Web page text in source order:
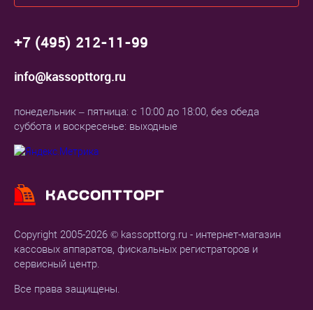
Copyright 2005-2026 © kassopttorg.ru - интернет-магазин
кассовых аппаратов, фискальных регистраторов и
сервисный центр.
Все права защищены.
+7 (495) 212-11-99
info@kassopttorg.ru
понедельник – пятница: с 10:00 до 18:00, без обеда
суббота и воскресенье: выходные